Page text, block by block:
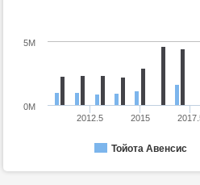
Тойота Авенсис
2015
2012.5
0M
5M